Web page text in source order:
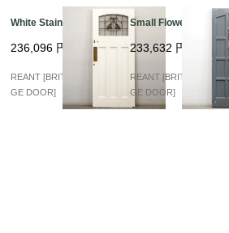
White Stained Glass
236,096 円
REANT [BRITISH VINTA
GE DOOR]
Small Flower Stained
233,632 円
REANT [BRITISH VINTA
GE DOOR]